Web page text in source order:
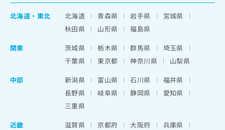
北海道 ・ 東北 北海道 青森県 岩手県
宮城県
秋田県
山形県
福島県
関東
茨城県 栃木県 群馬県
埼玉県
千葉県
東京都 神奈川県
山梨県
中部
新潟県 富山県 石川県
福井県
長野県
岐阜県 静岡県
愛知県
三重県
近畿
滋賀県 京都府 大阪府
兵庫県